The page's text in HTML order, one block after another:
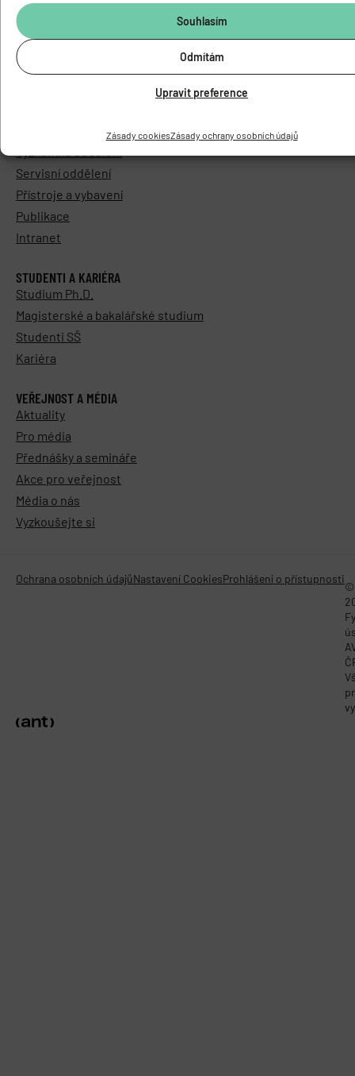
Souhlasím
Odmítám
Upravit preference
Zásady cookiesZásady ochrany osobních údajů
Povinně zveřejňované informace
Elektronická podatelna
Areál Biomed
Kontakty
Servisní oddělení
Přístroje a vybavení
Publikace
Intranet
STUDENTI A KARIÉRA
Studium Ph.D.
Magisterské a bakalářské studium
Studenti SŠ
Kariéra
VEŘEJNOST A MÉDIA
Aktuality
Pro média
Přednášky a semináře
Akce pro veřejnost
Média o nás
Vyzkoušejte si
©
Ochrana osobních údajůNastavení CookiesProhlášení o přístupnosti